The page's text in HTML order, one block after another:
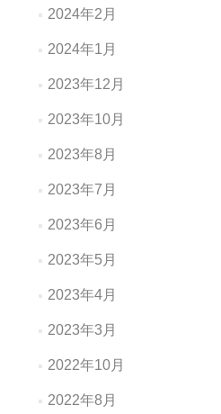
2024年2月
2024年1月
2023年12月
2023年10月
2023年8月
2023年7月
2023年6月
2023年5月
2023年4月
2023年3月
2022年10月
2022年8月